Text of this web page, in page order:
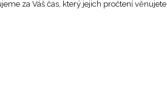
za Váš čas, který jejich pročtení věnujete.